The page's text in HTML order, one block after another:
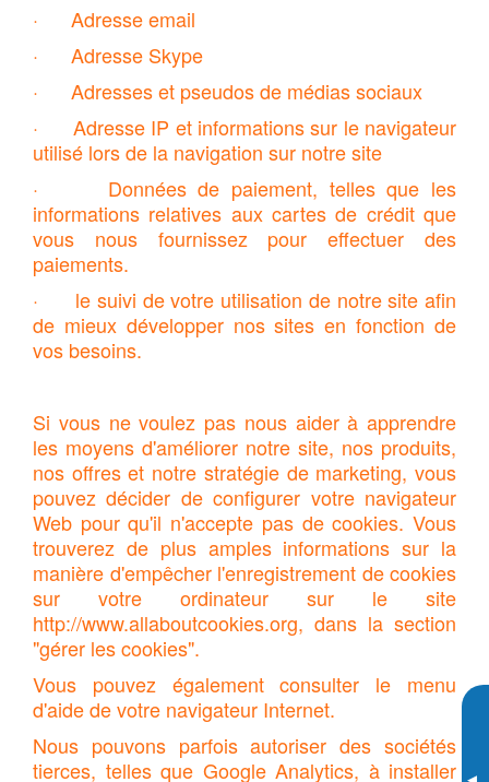
· Adresse email
· Adresse Skype
· Adresses et pseudos de médias sociaux
· Adresse IP et informations sur le navigateur
utilisé lors de la navigation sur notre site
· Données de paiement, telles que les
informations relatives aux cartes de crédit que
vous nous fournissez pour effectuer des
paiements.
· le suivi de votre utilisation de notre site afin
de mieux développer nos sites en fonction de
vos besoins.
Si vous ne voulez pas nous aider à apprendre
les moyens d'améliorer notre site, nos produits,
nos offres et notre stratégie de marketing, vous
pouvez décider de configurer votre navigateur
Web pour qu'il n'accepte pas de cookies. Vous
trouverez de plus amples informations sur la
manière d'empêcher l'enregistrement de cookies
sur votre ordinateur sur le site
http://www.allaboutcookies.org, dans la section
"gérer les cookies".
Vous pouvez également consulter le menu
d'aide de votre navigateur Internet.
Nous pouvons parfois autoriser des sociétés
tierces, telles que Google Analytics, à installer